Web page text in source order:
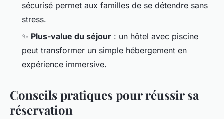
sécurisé permet aux familles de se détendre sans
stress.
✨ Plus-value du séjour : un hôtel avec piscine
peut transformer un simple hébergement en
expérience immersive.
Conseils pratiques pour réussir sa
réservation